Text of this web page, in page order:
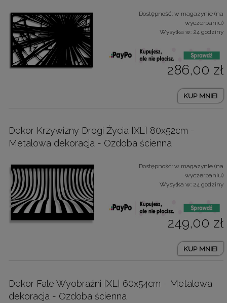
Dostępność: w magazynie (na
wyczerpaniu)
Wysyłka w: 24 godziny
286,00 zł
KUP MNIE!
Dekor Krzywizny Drogi Życia [XL] 80x52cm -
Metalowa dekoracja - Ozdoba ścienna
Dostępność: w magazynie (na
wyczerpaniu)
Wysyłka w: 24 godziny
249,00 zł
KUP MNIE!
Dekor Fale Wyobraźni [XL] 60x54cm - Metalowa
dekoracja - Ozdoba ścienna